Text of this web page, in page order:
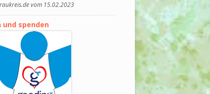
vom 15.02.2023
und spenden